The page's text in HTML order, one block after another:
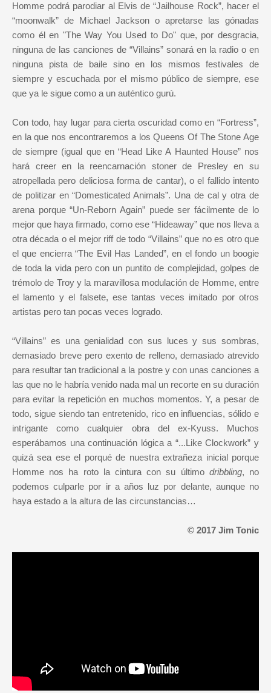
Homme podrá parodiar al Elvis de “Jailhouse Rock”, hacer el
“moonwalk” de Michael Jackson o apretarse las gónadas
como él en "The Way You Used to Do" que, por desgracia,
ninguna de las canciones de “Villains” sonará en la radio o en
ninguna pista de baile sino en los mismos festivales de
siempre y escuchada por el mismo público de siempre, ese
que ya le sigue como a un auténtico gurú.
Con todo, hay lugar para cierta oscuridad como en “Fortress”,
en la que nos encontraremos a los Queens Of The Stone Age
de siempre (igual que en “Head Like A Haunted House” nos
hará creer en la reencarnación stoner de Presley en su
atropellada pero deliciosa forma de cantar), o el fallido intento
de politizar en “Domesticated Animals”. Una de cal y otra de
arena porque “Un-Reborn Again” puede ser fácilmente de lo
mejor que haya firmado, como ese “Hideaway” que nos lleva a
otra década o el mejor riff de todo “Villains” que no es otro que
el que encierra “The Evil Has Landed”, en el fondo un boogie
de toda la vida pero con un puntito de complejidad, golpes de
trémolo de Troy y la maravillosa modulación de Homme, entre
el lamento y el falsete, ese tantas veces imitado por otros
artistas pero tan pocas veces logrado.
“Villains” es una genialidad con sus luces y sus sombras,
demasiado breve pero exento de relleno, demasiado atrevido
para resultar tan tradicional a la postre y con unas canciones a
las que no le habría venido nada mal un recorte en su duración
para evitar la repetición en muchos momentos. Y, a pesar de
todo, sigue siendo tan entretenido, rico en influencias, sólido e
intrigante como cualquier obra del ex-Kyuss. Muchos
esperábamos una continuación lógica a “...Like Clockwork” y
quizá sea ese el porqué de nuestra extrañeza inicial porque
Homme nos ha roto la cintura con su último dribbling, no
podemos culparle por ir a años luz por delante, aunque no
haya estado a la altura de las circunstancias…
© 2017 Jim Tonic